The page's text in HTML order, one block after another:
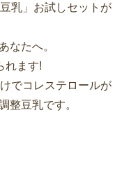
乳」お試しセットが
なたへ。
れます!
でコレステロールが
整豆乳です。